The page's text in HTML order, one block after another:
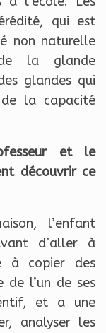
qui est
non naturelle
de la glande
glandes qui
la capacité
et le
découvrir ce
l’enfant
d’aller à
à copier des
de l’un de ses
et a une
analyser les